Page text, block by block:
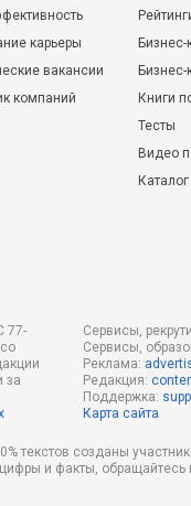
карьеры
вакансии
компаний
Бизнес-
Книги
Тесты
Видео
77-
за
Сервисы,
Сервисы,
Реклама:
Редакция:
Поддержка:
Карта сайта
текстов созданы
цифры и факты,